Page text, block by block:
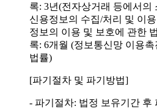
록: 3년(전자상거래 등에서의
신용정보의 수집/처리 및 이
정보의 이용 및 보호에 관한
록: 6개월 (정보통신망 이용
법률)
[파기절차 및 파기방법]
- 파기절차: 법정 보유기간 후